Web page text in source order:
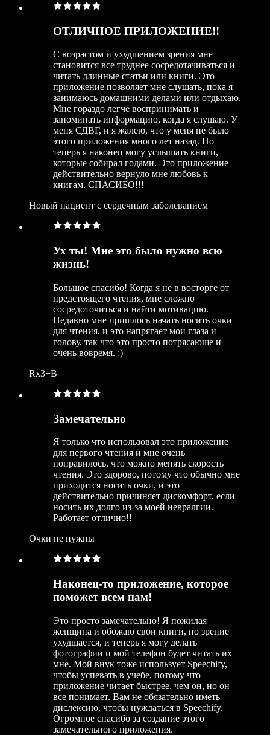
ОТЛИЧНОЕ ПРИЛОЖЕНИЕ!!
С возрастом и ухудшением зрения мне
становится все труднее сосредотачиваться и
читать длинные статьи или книги. Это
приложение позволяет мне слушать, пока я
занимаюсь домашними делами или отдыхаю.
Мне гораздо легче воспринимать и
запоминать информацию, когда я слушаю. У
меня СДВГ, и я жалею, что у меня не было
этого приложения много лет назад. Но
теперь я наконец могу услышать книги,
которые собирал годами. Это приложение
действительно вернуло мне любовь к
книгам. СПАСИБО!!!
Новый пациент с сердечным заболеванием
Ух ты! Мне это было нужно всю
жизнь!
Большое спасибо! Когда я не в восторге от
предстоящего чтения, мне сложно
сосредоточиться и найти мотивацию.
Недавно мне пришлось начать носить очки
для чтения, и это напрягает мои глаза и
голову, так что это просто потрясающе и
очень вовремя. :)
Rx3+B
Замечательно
Я только что использовал это приложение
для первого чтения и мне очень
понравилось, что можно менять скорость
чтения. Это здорово, потому что обычно мне
приходится носить очки, и это
действительно причиняет дискомфорт, если
носить их долго из-за моей невралгии.
Работает отлично!!
Очки не нужны
Наконец-то приложение, которое
поможет всем нам!
Это просто замечательно! Я пожилая
женщина и обожаю свои книги, но зрение
ухудшается, и теперь я могу делать
фотографии и мой телефон будет читать их
мне. Мой внук тоже использует Speechify,
чтобы успевать в учебе, потому что
приложение читает быстрее, чем он, но он
все понимает. Вам не обязательно иметь
дислексию, чтобы нуждаться в Speechify.
Огромное спасибо за создание этого
замечательного приложения.